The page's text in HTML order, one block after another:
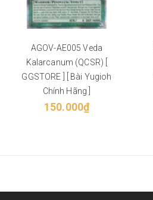
AGOV-AE005 Veda
Kalarcanum (QCSR) [
GGSTORE ] [ Bài Yugioh
Chính Hãng ]
150.000₫